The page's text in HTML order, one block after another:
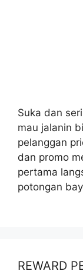
Suka dan
mau jalanin
pelanggan
dan promo
pertama
potongan
REWARD